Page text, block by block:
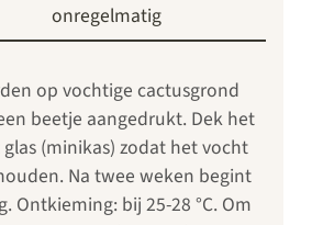
onregelmatig
op vochtige cactusgrond
beetje aangedrukt. Dek het
(minikas) zodat het vocht
Na twee weken begint
Ontkieming: bij 25-28 °C. Om